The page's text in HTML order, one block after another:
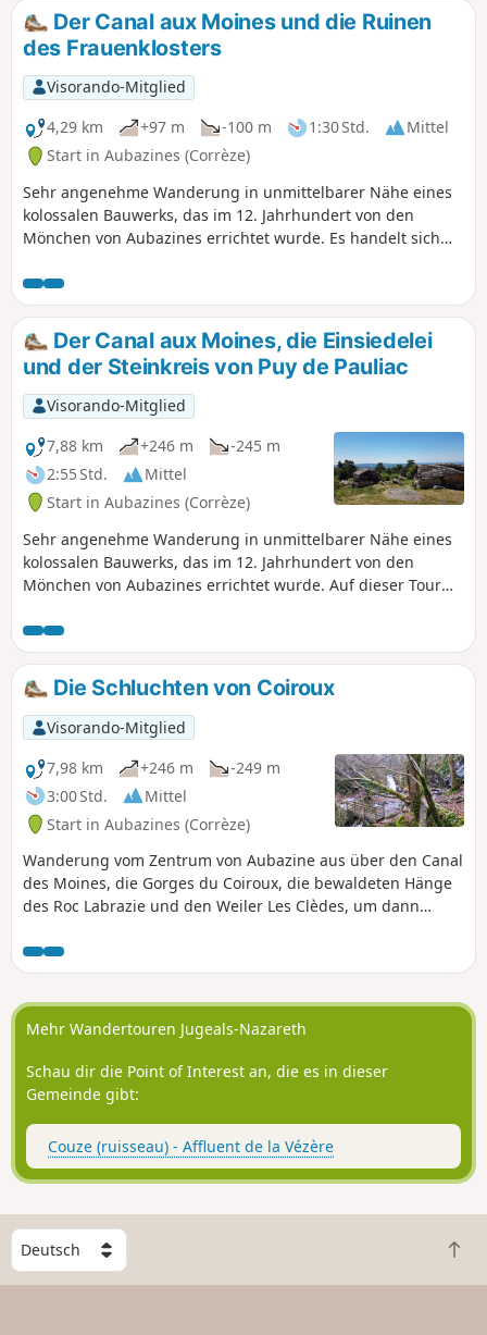
Der Canal aux Moines und die Ruinen
des Frauenklosters
Visorando-Mitglied
4,29 km
+97 m -100 m 1:30 Std.
Mittel
Start in Aubazines (Corrèze)
Sehr angenehme Wanderung in unmittelbarer Nähe eines
kolossalen Bauwerks, das im 12. Jahrhundert von den
Mönchen von Aubazines errichtet wurde. Es handelt sich
Rundwanderung können Sie auch die Ruinen des
Frauenklosters von Aubazines entdecken. Der Kanal „Canal
aux Moines” folgt kunstvoll den Kurven des Hügels und
speist einen Stausee im Bereich der Abteikirche. Früher
trieb der Wasserfall die Mühle des Klosters an.
Der Canal aux Moines, die Einsiedelei
und der Steinkreis von Puy de Pauliac
Visorando-Mitglied
7,88 km
+246 m
-245 m
2:55 Std.
Mittel
Start in Aubazines (Corrèze)
Sehr angenehme Wanderung in unmittelbarer Nähe eines
kolossalen Bauwerks, das im 12. Jahrhundert von den
Mönchen von Aubazines errichtet wurde. Auf dieser Tour
erbautes „Dorf” aus Trockenmauerwerk, den Puy de Pauliac
mit seiner Orientierungstafel und seinen Cromlech
entdecken. Der Canal aux Moines folgt kunstvoll den Kurven
des Hügels auf einer Länge von etwa 1,5 km und speist
einen Stausee im Umfriedungsbereich der Abteikirche.
Früher trieb der Wasserfall die Radmühle des Klosters an.
Die Schluchten von Coiroux
Visorando-Mitglied
7,98 km
+246 m
-249 m
3:00 Std.
Mittel
Start in Aubazines (Corrèze)
Wanderung vom Zentrum von Aubazine aus über den Canal
des Moines, die Gorges du Coiroux, die bewaldeten Hänge
des Roc Labrazie und den Weiler Les Clèdes, um dann
den Wildbach Coiroux zu überqueren und zum Dorf
zurückzukehren.
Mehr Wandertouren Jugeals-Nazareth
Schau dir die Point of Interest an, die es in dieser
Gemeinde gibt:
Couze (ruisseau) - Affluent de la Vézère
W
ä
h
Z
u